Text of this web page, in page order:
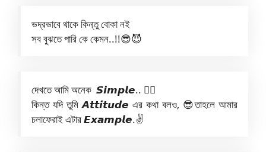
ভদ্রভাবে থাকে কিন্তু বোকা নই
সব বুঝতে পারি কে কেমন..!!😎😈
দেখতে আমি অনেক 𝙎𝙞𝙢𝙥𝙡𝙚.. 🤷‍♂️
কিন্ত যদি তুমি 𝘼𝙩𝙩𝙞𝙩𝙪𝙙𝙚 এর কথা বলও, 😎তাহলে আমার
চলাফেরাই এটার 𝙀𝙭𝙖𝙢𝙥𝙡𝙚.✌